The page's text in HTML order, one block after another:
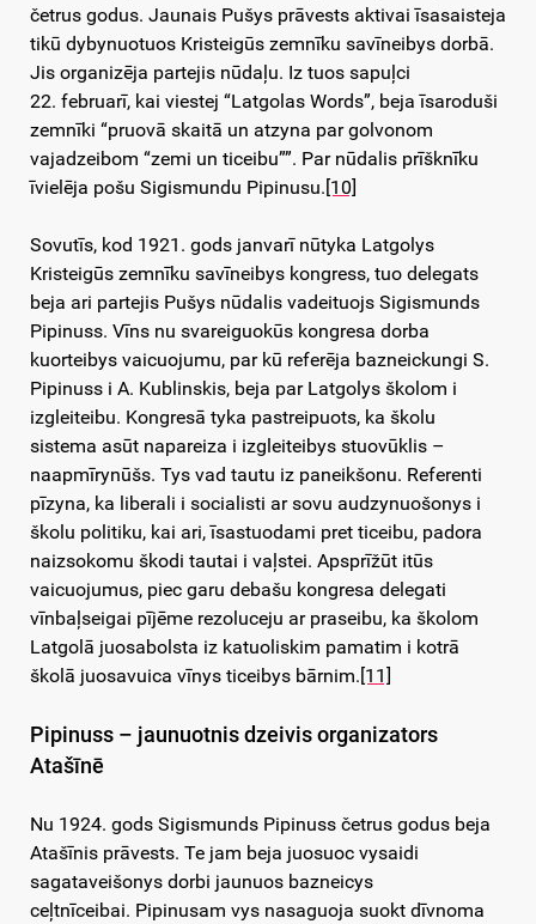
četrus godus. Jaunais Pušys prāvests aktivai īsasaisteja
tikū dybynuotuos Kristeigūs zemnīku savīneibys dorbā.
Jis organizēja partejis nūdaļu. Iz tuos sapuļci
22. februarī, kai viestej “Latgolas Words”, beja īsaroduši
zemnīki “pruovā skaitā un atzyna par golvonom
vajadzeibom “zemi un ticeibu””. Par nūdalis prīšknīku
īvielēja pošu Sigismundu Pipinusu. [10]
Sovutīs, kod 1921. gods janvarī nūtyka Latgolys
Kristeigūs zemnīku savīneibys kongress, tuo delegats
beja ari partejis Pušys nūdalis vadeituojs Sigismunds
Pipinuss. Vīns nu svareiguokūs kongresa dorba
kuorteibys vaicuojumu, par kū referēja bazneickungi S.
Pipinuss i A. Kublinskis, beja par Latgolys školom i
izgleiteibu. Kongresā tyka pastreipuots, ka školu
sistema asūt napareiza i izgleiteibys stuovūklis –
naapmīrynūšs. Tys vad tautu iz paneikšonu. Referenti
pīzyna, ka liberali i socialisti ar sovu audzynuošonys i
školu politiku, kai ari, īsastuodami pret ticeibu, padora
naizsokomu škodi tautai i vaļstei. Apsprīžūt itūs
vaicuojumus, piec garu debašu kongresa delegati
vīnbaļseigai pījēme rezoluceju ar praseibu, ka školom
Latgolā juosabolsta iz katuoliskim pamatim i kotrā
školā juosavuica vīnys ticeibys bārnim. [11]
Pipinuss – jaunuotnis dzeivis organizators
Atašīnē
Nu 1924. gods Sigismunds Pipinuss četrus godus beja
Atašīnis prāvests. Te jam beja juosuoc vysaidi
sagataveišonys dorbi jaunuos bazneicys
ceļtnīceibai. Pipinusam vys nasaguoja suokt dīvnoma